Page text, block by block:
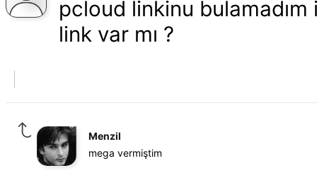
pcloud linkinu
link var mı ?
Menzil
mega vermiştim